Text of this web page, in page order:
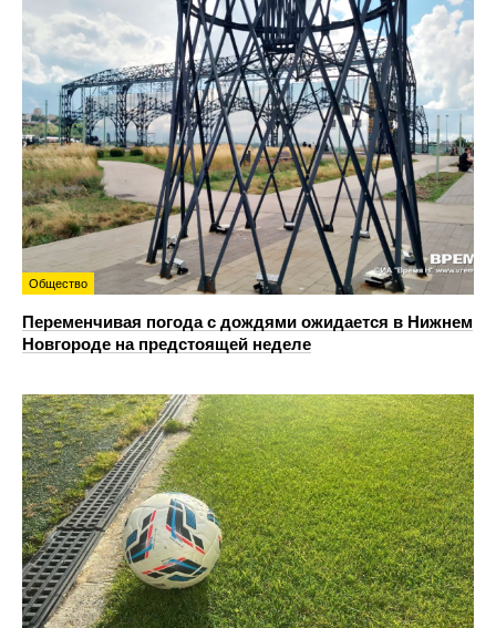
Общество
Переменчивая погода с дождями ожидается в Нижнем
Новгороде на предстоящей неделе